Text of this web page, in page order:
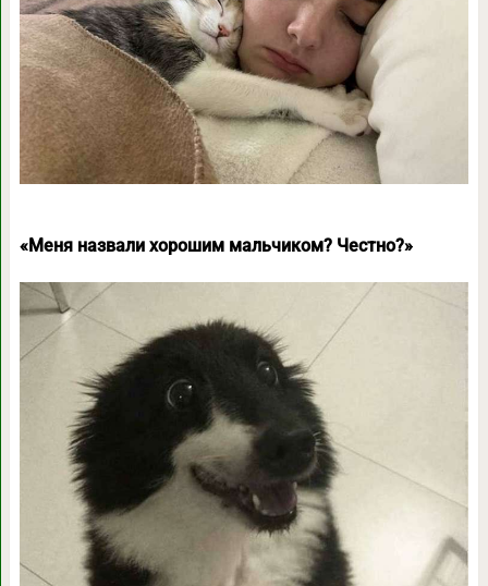
«Меня назвали хорошим мальчиком? Честно?»